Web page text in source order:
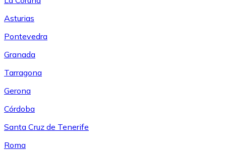
Asturias
Pontevedra
Granada
Tarragona
Gerona
Córdoba
Santa Cruz de Tenerife
Roma